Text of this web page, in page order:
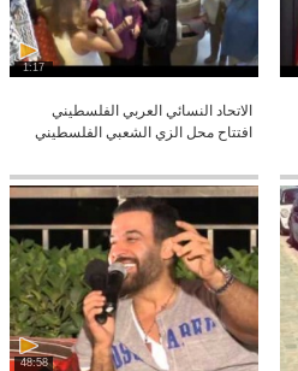
1:17
الاتحاد النسائي العربي الفلسطيني
افتتاح محل الزي الشعبي الفلسطيني
48:58